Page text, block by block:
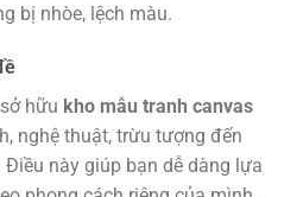
bị nhòe, lệch màu.
hữu kho mẫu tranh canvas
nghệ thuật, trừu tượng đến
này giúp bạn dễ dàng lựa